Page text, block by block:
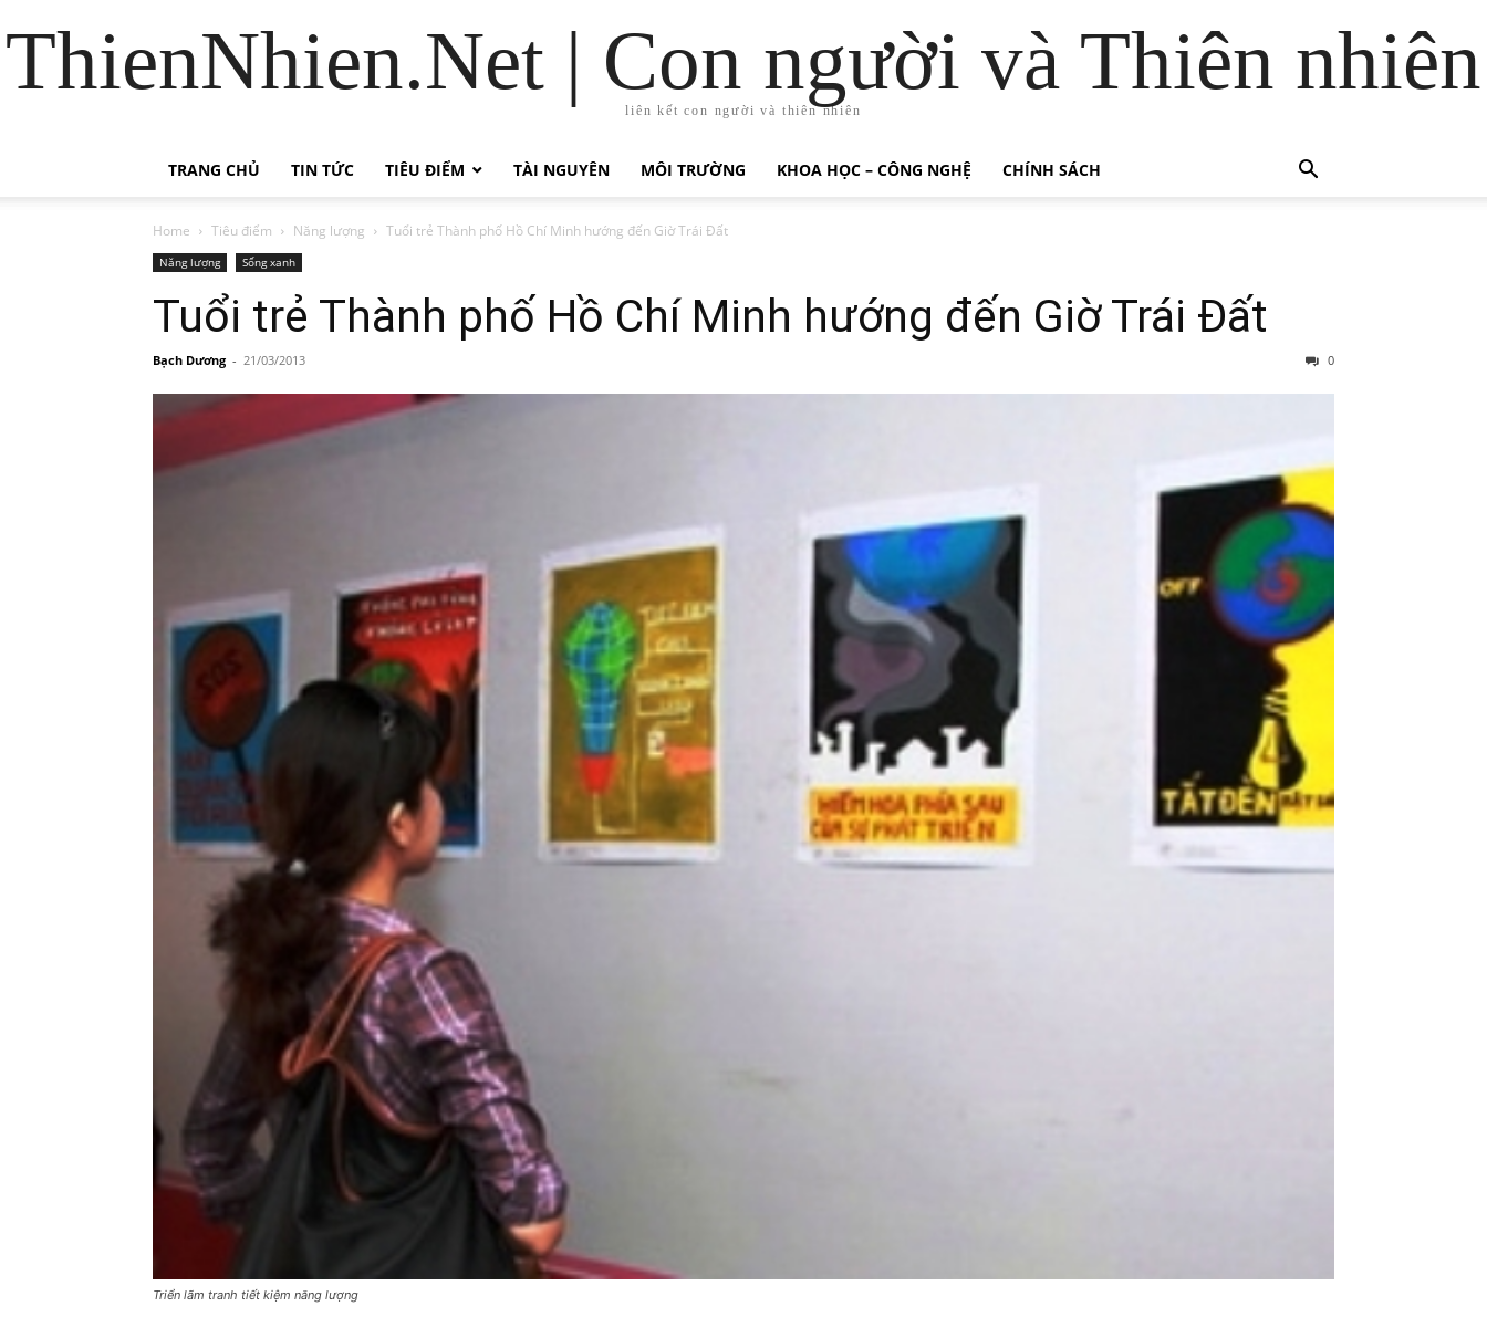
ThienNhien.Net | Con người và Thiên nhiên
liên kết con người và thiên nhiên
TRANG CHỦ TIN TỨC TIÊU ĐIỂM TÀI NGUYÊN MÔI TRƯỜNG KHOA HỌC – CÔNG NGHỆ CHÍNH SÁCH
Home Tiêu điểm Năng lượng Tuổi trẻ Thành phố Hồ Chí Minh hướng đến Giờ Trái Đất
Năng lượng Sống xanh
Tuổi trẻ Thành phố Hồ Chí Minh hướng đến Giờ Trái Đất
Bạch Dương - 21/03/2013 0
Triển lãm tranh tiết kiệm năng lượng